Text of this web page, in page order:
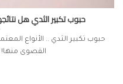
حبوب تكبير الثدي هل
حبوب تكبير الثدي .. الأنواع
القصوى